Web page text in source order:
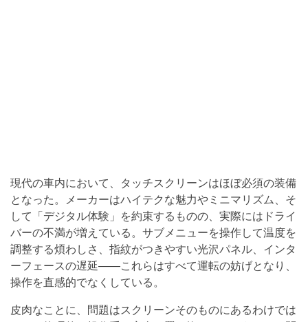
現代の車内において、タッチスクリーンはほぼ必須の装備
となった。メーカーはハイテクな魅力やミニマリズム、そ
して「デジタル体験」を約束するものの、実際にはドライ
バーの不満が増えている。サブメニューを操作して温度を
調整する煩わしさ、指紋がつきやすい光沢パネル、インタ
ーフェースの遅延——これらはすべて運転の妨げとなり、
操作を直感的でなくしている。
皮肉なことに、問題はスクリーンそのものにあるわけでは